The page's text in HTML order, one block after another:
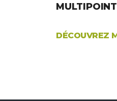
DÉCOUVREZ